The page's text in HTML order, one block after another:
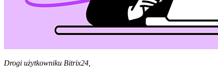
Drogi użytkowniku Bitrix24,